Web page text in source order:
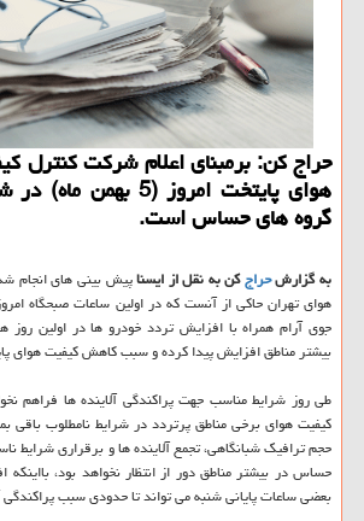
حراج كن: برمبنای اعلام شركت كنترل
هوای پایتخت امروز (5
گروه های حساس است.
به گزارشحراجكن به نقل از ایسناپیش بینی های انجام
جوی آرام همراه با افزایش تردد خودرو ها در اولین
بیشتر مناطق افزایش پیدا كرده و سبب كاهش كیفیت هوای
طی روز شرایط مناسب جهت پراكندگی آلاینده ها فراهم
كیفیت هوای برخی مناطق پرتردد در شرایط نامطلوب باقی
حجم ترافیك شبانگاهی، تجمع آلاینده ها و برقراری شرایط
حساس در بیشتر مناطق دور از انتظار نخواهد بود،
بعضی ساعات پایانی شنبه می تواند تا حدودی سبب پراكندگی